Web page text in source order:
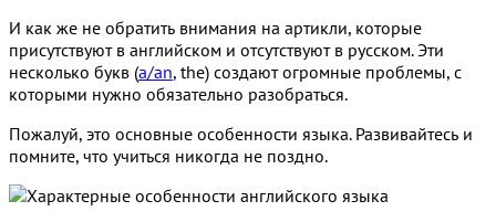
И как же не обратить внимания на артикли, которые
присутствуют в английском и отсутствуют в русском. Эти
несколько букв (a/an, the) создают огромные проблемы, с
которыми нужно обязательно разобраться.
Пожалуй, это основные особенности языка. Развивайтесь и
помните, что учиться никогда не поздно.